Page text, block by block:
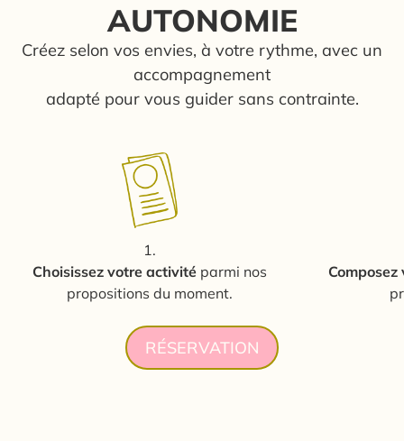
AUTONOMIE
Créez selon vos envies, à votre rythme, avec un
accompagnement
adapté pour vous guider sans contrainte.
1.
Choisissez votre activité parmi nos
propositions du moment.
Composez
RÉSERVATION